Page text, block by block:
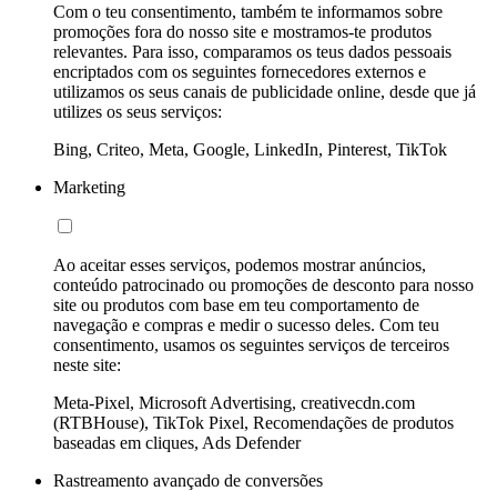
Com o teu consentimento, também te informamos sobre
promoções fora do nosso site e mostramos-te produtos
relevantes. Para isso, comparamos os teus dados pessoais
encriptados com os seguintes fornecedores externos e
utilizamos os seus canais de publicidade online, desde que já
utilizes os seus serviços:
Bing, Criteo, Meta, Google, LinkedIn, Pinterest, TikTok
Marketing
Ao aceitar esses serviços, podemos mostrar anúncios,
conteúdo patrocinado ou promoções de desconto para nosso
site ou produtos com base em teu comportamento de
navegação e compras e medir o sucesso deles. Com teu
consentimento, usamos os seguintes serviços de terceiros
neste site:
Meta-Pixel, Microsoft Advertising, creativecdn.com
(RTBHouse), TikTok Pixel, Recomendações de produtos
baseadas em cliques, Ads Defender
Rastreamento avançado de conversões